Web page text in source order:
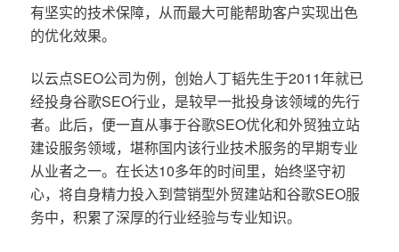
有坚实的技术保障，从而最大可能帮助客户实现出色
的优化效果。
以云点SEO公司为例，创始人丁韬先生于2011年就已
经投身谷歌SEO行业，是较早一批投身该领域的先行
者。此后，便一直从事于谷歌SEO优化和外贸独立站
建设服务领域，堪称国内该行业技术服务的早期专业
从业者之一。在长达10多年的时间里，始终坚守初
心，将自身精力投入到营销型外贸建站和谷歌SEO服
务中，积累了深厚的行业经验与专业知识。